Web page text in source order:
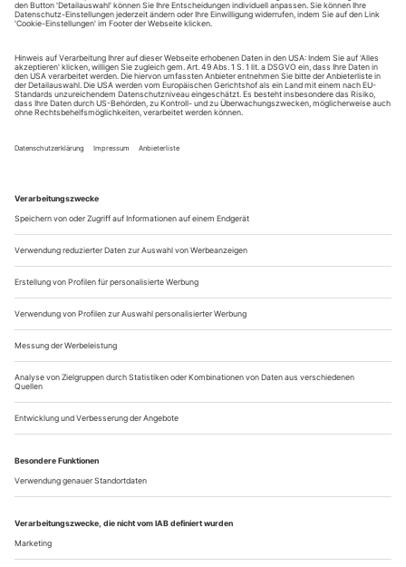
ludwigshafen on tour
Dunkelheit, dann eine Leinwand, darauf ein roter Punkt,
pulsierend wie ein Herz. Plötzlich taucht Shantala
Shivalingappa aus der Finsternis auf, eine zierliche, beinahe
gotisch-sakrale Figur: «Es war einmal, bevor die Zeit Zeit
australischen Choreografen...
jeroen verbruggen
Als Tänzer der Ballets de Monte-Carlo hat er mit seinem Charisma
betört. Jetzt stellt er sich mit dem professionellen Standbein
erfolgreich in die Choreografie und führt das private Spielbein im
Pole Dance spazieren
Mit einem «Nussknacker» eine Karriere zu beenden, um
wenige Monate später mit einem «Nussknacker» eine Karriere
zu starten, das gibt selbst Jeroen Verbruggen zu denken. Er
nennt das zufällige Zusammentreffen «symbolisch», und es
bestärkt ihn in der Richtigkeit seiner Entscheidung. Eigentlich
war er ja mit seinen 32 Jahren als Tänzer keineswegs am
Ende. Vielmehr hat...